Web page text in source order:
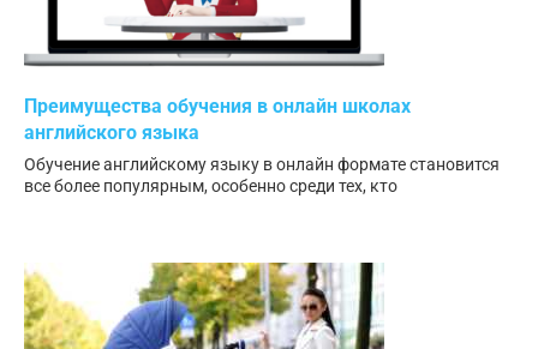
Преимущества обучения в онлайн школах
английского языка
Обучение английскому языку в онлайн формате становится
все более популярным, особенно среди тех, кто